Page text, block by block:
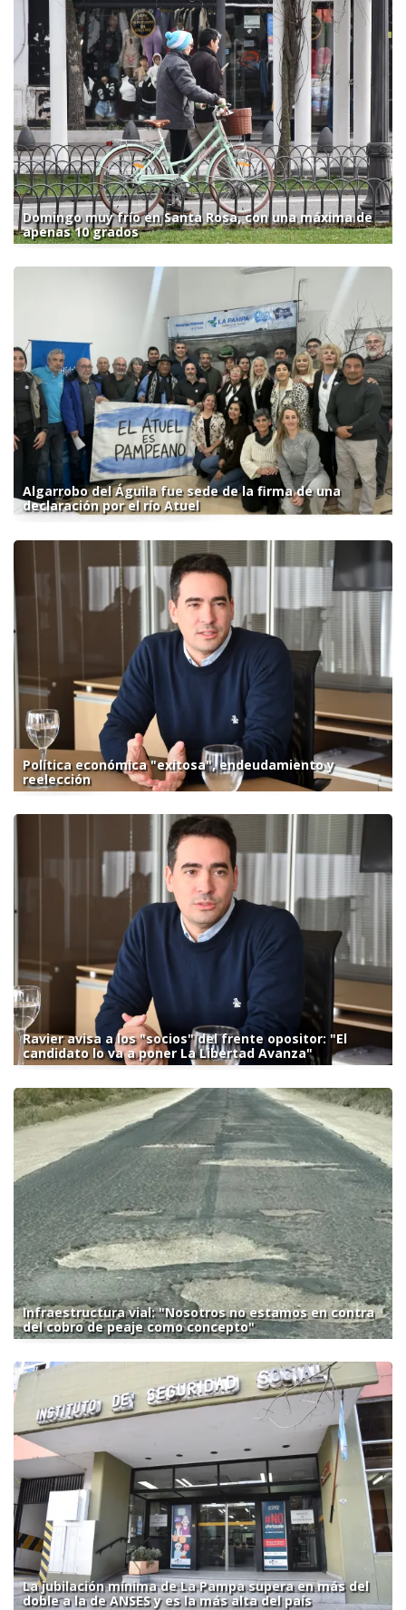
Domingo muy frío en Santa Rosa, con una máxima de
apenas 10 grados
Algarrobo del Águila fue sede de la firma de una
declaración por el río Atuel
Política económica "exitosa", endeudamiento y
reelección
Ravier avisa a los "socios" del frente opositor: "El
candidato lo va a poner La Libertad Avanza"
Infraestructura vial: "Nosotros no estamos en contra
del cobro de peaje como concepto"
La jubilación mínima de La Pampa supera en más del
doble a la de ANSES y es la más alta del país